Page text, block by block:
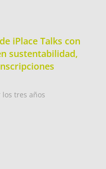
iPlace Talks con
sustentabilidad,
tres años